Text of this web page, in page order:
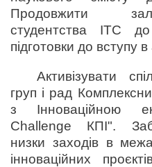
Продовжити
студентства ІТС
підготовки до вступу в
Активізувати
груп і рад
з Інноваційною
Challenge КПІ".
низки заходів в
інноваційних